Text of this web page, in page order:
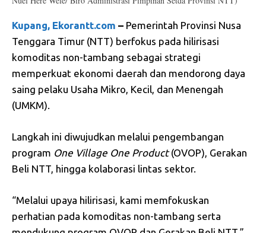
Kupang, Ekorantt.com – Pemerintah Provinsi Nusa
Tenggara Timur (NTT) berfokus pada hilirisasi
komoditas non-tambang sebagai strategi
memperkuat ekonomi daerah dan mendorong daya
saing pelaku Usaha Mikro, Kecil, dan Menengah
(UMKM).
Langkah ini diwujudkan melalui pengembangan
program One Village One Product(OVOP), Gerakan
Beli NTT, hingga kolaborasi lintas sektor.
“Melalui upaya hilirisasi, kami memfokuskan
perhatian pada komoditas non-tambang serta